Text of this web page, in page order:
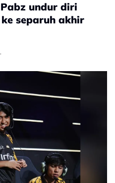
undur diri
separuh akhir